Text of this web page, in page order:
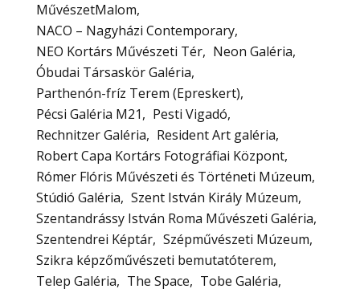
MűvészetMalom
NACO – Nagyházi Contemporary
NEO Kortárs Művészeti Tér
Neon Galéria
Óbudai Társaskör Galéria
Parthenón-fríz Terem (Epreskert)
Pécsi Galéria M21
Pesti Vigadó
Rechnitzer Galéria
Resident Art galéria
Robert Capa Kortárs Fotográfiai Központ
Rómer Flóris Művészeti és Történeti Múzeum
Stúdió Galéria
Szent István Király Múzeum
Szentandrássy István Roma Művészeti Galéria
Szentendrei Képtár Szépművészeti Múzeum
Szikra képzőművészeti bemutatóterem
Telep Galéria
The Space Tobe Galéria